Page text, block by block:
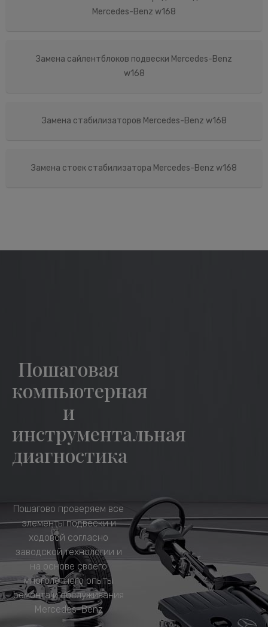
Mercedes-Benz w168
Замена сайлентблоков подвески Mercedes-Benz
w168
Замена стабилизаторов Mercedes-Benz w168
Замена стоек стабилизатора Mercedes-Benz w168
Пошаговая
компьютерная
и
инструментальная
диагностика
Пошагово проверяем все
элементы подвески и
ходовой согласно
заводской технологии и
на основе своего
многолетнего опыты
ремонта и обслуживания
Mercedes-Benz